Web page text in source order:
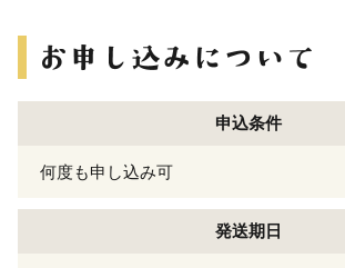
申込条件
何度も申し込み可
発送期日